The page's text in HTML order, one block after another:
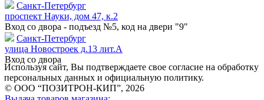
Санкт-Петербург
проспект Науки, дом 47, к.2
Вход со двора - подъезд №5, код на двери "9"
Санкт-Петербург
улица Новостроек д.13 лит.А
Вход со двора
Используя сайт, Вы подтверждаете свое согласие на обработку
персональных данных и официальную политику.
© ООО “ПОЗИТРОН-КИП”, 2026